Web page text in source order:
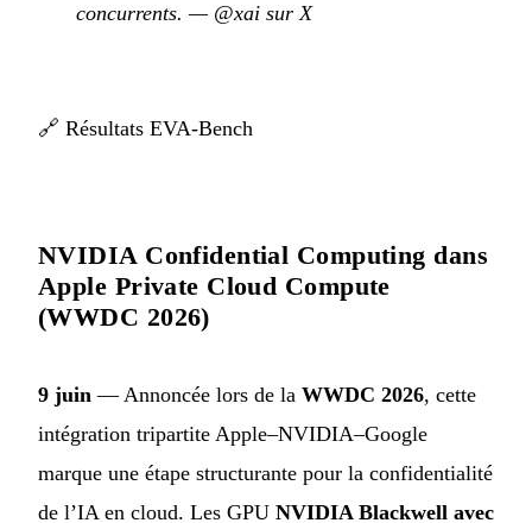
concurrents. — @xai sur X
🔗 Résultats EVA-Bench
NVIDIA Confidential Computing dans
Apple Private Cloud Compute
(WWDC 2026)
9 juin — Annoncée lors de la WWDC 2026, cette
intégration tripartite Apple–NVIDIA–Google
marque une étape structurante pour la confidentialité
de l’IA en cloud. Les GPU NVIDIA Blackwell avec